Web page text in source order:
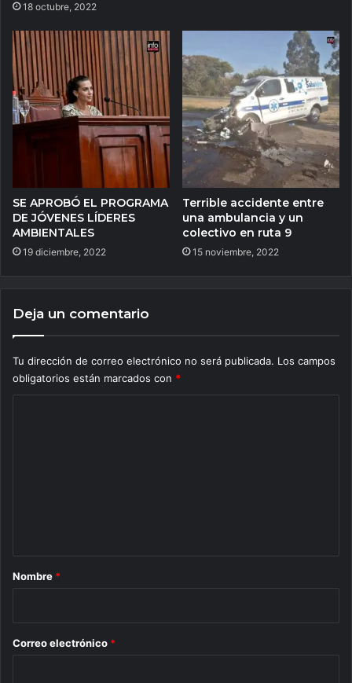
18 octubre, 2022
SE APROBÓ EL PROGRAMA
DE JÓVENES LÍDERES
AMBIENTALES
19 diciembre, 2022
Terrible accidente entre
una ambulancia y un
colectivo en ruta 9
15 noviembre, 2022
Deja un comentario
Tu dirección de correo electrónico no será publicada. Los campos
obligatorios están marcados con *
r
*
Nombre *
Correo electrónico *